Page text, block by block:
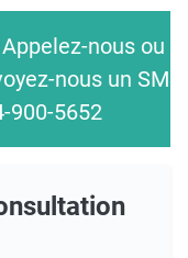
Appelez-nous ou
nous un SMS
900-5652